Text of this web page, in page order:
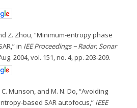
Z. Zhou, “Minimum-entropy phase
in IEE Proceedings − Radar, Sonar
2004, vol. 151, no. 4, pp. 203-209.
Munson, and M. N. Do, “Avoiding
based SAR autofocus,” IEEE